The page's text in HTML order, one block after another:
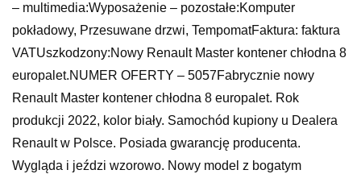
– multimedia:Wyposażenie – pozostałe:Komputer
pokładowy, Przesuwane drzwi, TempomatFaktura: faktura
VATUszkodzony:Nowy Renault Master kontener chłodna 8
europalet.NUMER OFERTY – 5057Fabrycznie nowy
Renault Master kontener chłodna 8 europalet. Rok
produkcji 2022, kolor biały. Samochód kupiony u Dealera
Renault w Polsce. Posiada gwarancję producenta.
Wygląda i jeździ wzorowo. Nowy model z bogatym